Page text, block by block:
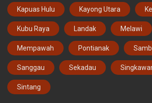
Kapuas Hulu Kayong Utara
Kubu Raya Landak Melawi
Mempawah Pontianak
Sanggau Sekadau
Sintang